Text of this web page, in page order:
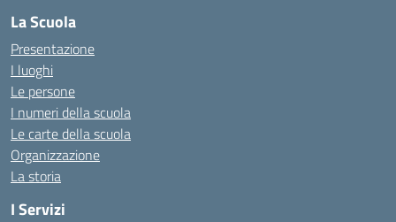
La Scuola
Presentazione
I luoghi
Le persone
I numeri della scuola
Le carte della scuola
Organizzazione
La storia
I Servizi